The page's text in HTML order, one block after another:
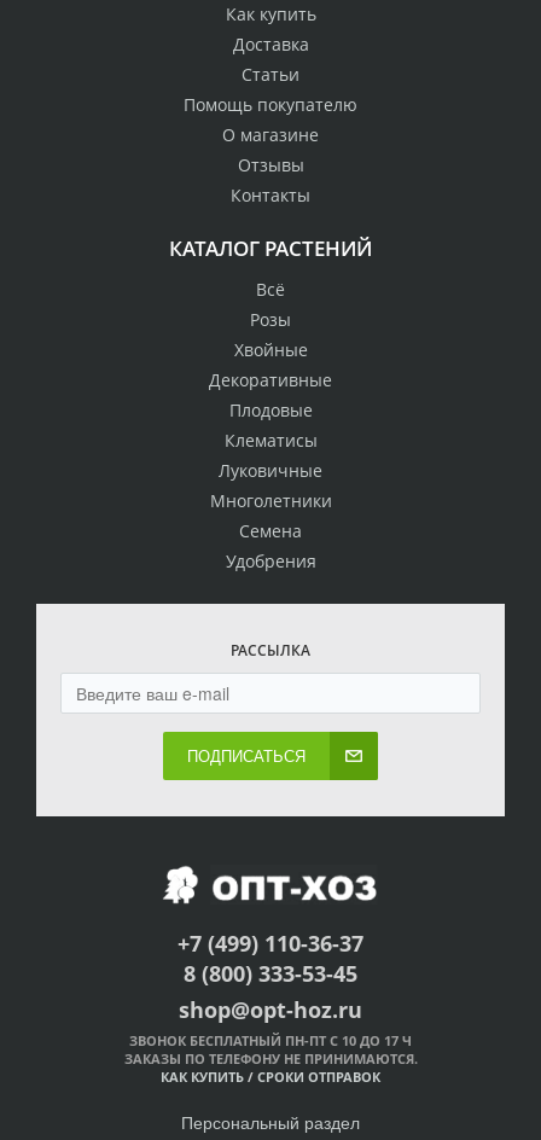
Как купить
Доставка
Статьи
Помощь покупателю
О магазине
Отзывы
Контакты
КАТАЛОГ РАСТЕНИЙ
Всё
Розы
Хвойные
Декоративные
Плодовые
Клематисы
Луковичные
Многолетники
Семена
Удобрения
РАССЫЛКА
ПОДПИСАТЬСЯ
+7 (499) 110-36-37
8 (800) 333-53-45
shop@opt-hoz.ru
ЗВОНОК БЕСПЛАТНЫЙ ПН-ПТ С 10 ДО 17 Ч
ЗАКАЗЫ ПО ТЕЛЕФОНУ НЕ ПРИНИМАЮТСЯ.
КАК КУПИТЬ / СРОКИ ОТПРАВОК
Персональный раздел